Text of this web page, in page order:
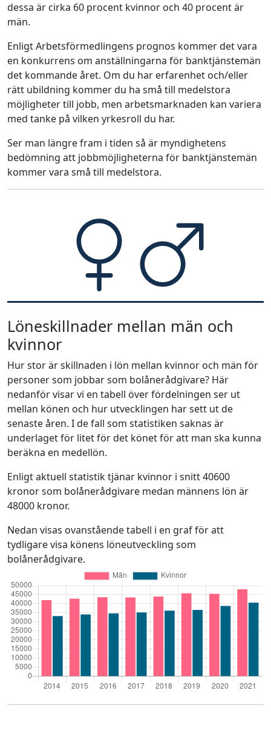
dessa är cirka 60 procent kvinnor och 40 procent är
män.
Enligt Arbetsförmedlingens prognos kommer det vara
en konkurrens om anställningarna för banktjänstemän
det kommande året. Om du har erfarenhet och/eller
rätt ubildning kommer du ha små till medelstora
möjligheter till jobb, men arbetsmarknaden kan variera
med tanke på vilken yrkesroll du har.
Ser man längre fram i tiden så är myndighetens
bedömning att jobbmöjligheterna för banktjänstemän
kommer vara små till medelstora.
Löneskillnader mellan män och
kvinnor
Hur stor är skillnaden i lön mellan kvinnor och män för
personer som jobbar som bolånerådgivare? Här
nedanför visar vi en tabell över fördelningen ser ut
mellan könen och hur utvecklingen har sett ut de
senaste åren. I de fall som statistiken saknas är
underlaget för litet för det könet för att man ska kunna
beräkna en medellön.
Enligt aktuell statistik tjänar kvinnor i snitt 40600
kronor som bolånerådgivare medan männens lön är
48000 kronor.
Nedan visas ovanstående tabell i en graf för att
tydligare visa könens löneutveckling som
bolånerådgivare.